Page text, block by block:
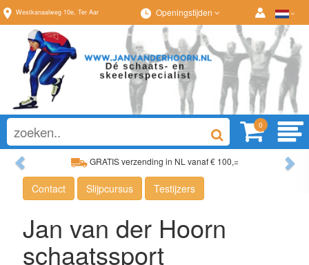
Westkanaalweg 10e, Ter Aar Openingstijden
0
GRATIS verzending in NL vanaf € 100,=
Ruim assortiment, altijd wat naar wens!
Ruim assortiment,
Previous
Contact Slijpcursus Testijzers
Jan van der Hoorn
schaatssport